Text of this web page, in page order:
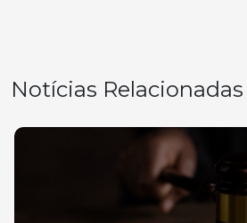
Notícias Relacionadas